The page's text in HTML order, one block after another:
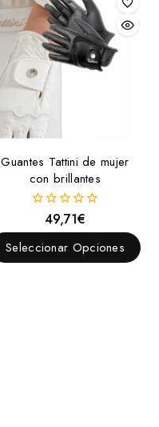
Guantes Tattini de mujer
con brillantes
fuera
de
5
49,71€
Seleccionar Opciones